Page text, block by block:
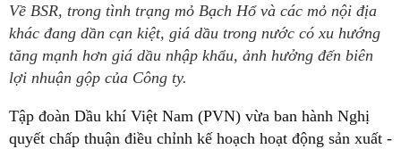
Về BSR, trong tình trạng mỏ Bạch Hổ và các mỏ nội địa
khác đang dần cạn kiệt, giá dầu trong nước có xu hướng
tăng mạnh hơn giá dầu nhập khẩu, ảnh hưởng đến biên
lợi nhuận gộp của Công ty.
Tập đoàn Dầu khí Việt Nam (PVN) vừa ban hành Nghị
quyết chấp thuận điều chỉnh kế hoạch hoạt động sản xuất -